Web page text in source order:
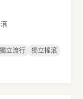
獨立流行
獨立搖滾